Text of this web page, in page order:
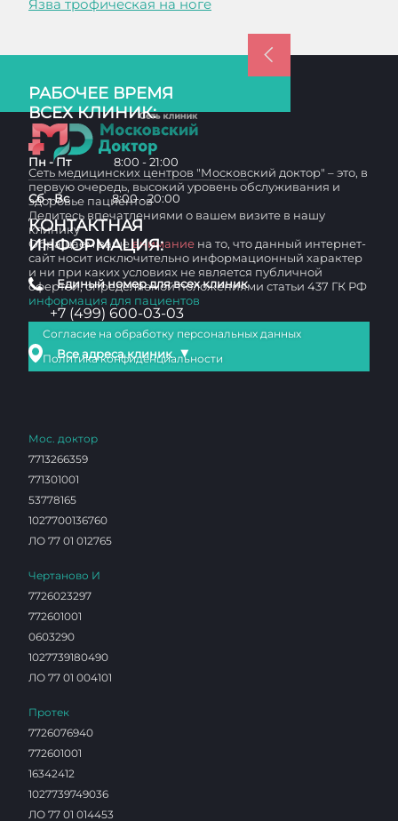
Язва трофическая на ноге
РАБОЧЕЕ ВРЕМЯ
ВСЕХ КЛИНИК:
Пн - Пт 8:00 - 21:00
Сб - Вс 8:00 - 20:00
КОНТАКТНАЯ
ИНФОРМАЦИЯ:
Единый номер для всех клиник
+7 (499) 600-03-03
Все адреса клиник ▼
Сеть медицинских центров "Московский доктор" – это, в
первую очередь, высокий уровень обслуживания и
здоровье пациентов
Делитесь впечатлениями о вашем визите в нашу
клинику
Обращаем вашевнимание на то, что данный интернет-
сайт носит исключительно информационный характер
и ни при каких условиях не является публичной
офертой, определяемой положениями статьи 437 ГК РФ
информация для пациентов
Согласие на обработку персональных данных
Политика конфиденциальности
Мос. доктор
7713266359
771301001
53778165
1027700136760
ЛО 77 01 012765
Чертаново И
7726023297
772601001
0603290
1027739180490
ЛО 77 01 004101
Протек
7726076940
772601001
16342412
1027739749036
ЛО 77 01 014453